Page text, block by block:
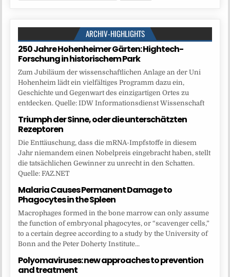
ARCHIV-HIGHLIGHTS
250 Jahre Hohenheimer Gärten: Hightech-
Forschung in historischem Park
Zum Jubiläum der wissenschaftlichen Anlage an der Uni
Hohenheim lädt ein vielfältiges Programm dazu ein,
Geschichte und Gegenwart des einzigartigen Ortes zu
entdecken. Quelle: IDW Informationsdienst Wissenschaft
Triumph der Sinne, oder die unterschätzten
Rezeptoren
Die Enttäuschung, dass die mRNA-Impfstoffe in diesem
Jahr niemandem einen Nobelpreis eingebracht haben, stellt
die tatsächlichen Gewinner zu unrecht in den Schatten.
Quelle: FAZ.NET
Malaria Causes Permanent Damage to
Phagocytes in the Spleen
Macrophages formed in the bone marrow can only assume
the function of embryonal phagocytes, or “scavenger cells,”
to a certain degree according to a study by the University of
Bonn and the Peter Doherty Institute...
Polyomaviruses: new approaches to prevention
and treatment